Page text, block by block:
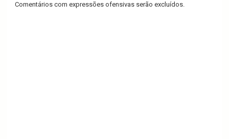
Comentários com expressões ofensivas serão excluídos.